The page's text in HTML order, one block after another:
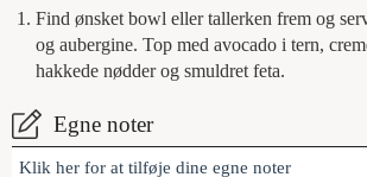
Find ønsket bowl eller tallerken frem og
og aubergine. Top med avocado i tern,
hakkede nødder og smuldret feta.
Egne noter
Klik her for at tilføje dine egne noter